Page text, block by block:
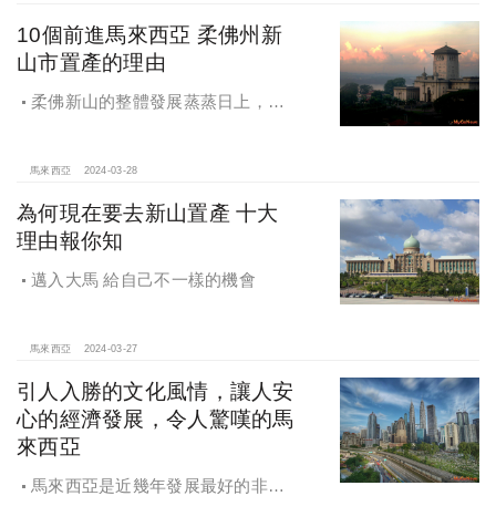
10個前進馬來西亞 柔佛州新
山市置產的理由
柔佛新山的整體發展蒸蒸日上，吸
因促使著他們投奔新山的懷抱。
馬來西亞 2024-03-28
為何現在要去新山置產 十大
理由報你知
邁入大馬 給自己不一樣的機會
馬來西亞 2024-03-27
引人入勝的文化風情，讓人安
心的經濟發展，令人驚嘆的馬
來西亞
馬來西亞是近幾年發展最好的非西